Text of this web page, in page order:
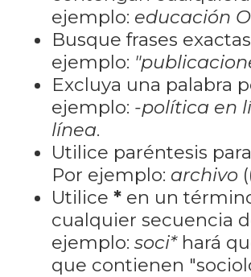
ejemplo: educación
Busque frases
ejemplo:
Excluya una palabra
ejemplo: -política en
línea.
Utilice paréntesis
Por ejemplo: archivo
Utilice *en un
cualquier secuencia
ejemplo: soci*hará
que contienen